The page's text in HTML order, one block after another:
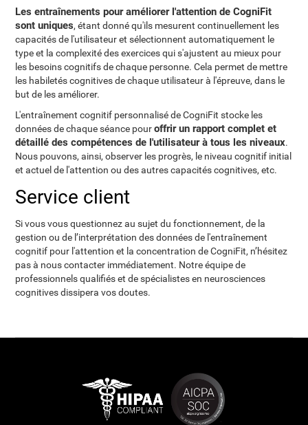
Les entraînements pour améliorer l'attention de CogniFit
sont uniques, étant donné qu'ils mesurent continuellement les
capacités de l'utilisateur et sélectionnent automatiquement le
type et la complexité des exercices qui s'ajustent au mieux pour
les besoins cognitifs de chaque personne. Cela permet de mettre
les habiletés cognitives de chaque utilisateur à l'épreuve, dans le
but de les améliorer.
L'entraînement cognitif personnalisé de CogniFit stocke les
données de chaque séance pouroffrir un rapport complet et
détaillé des compétences de l'utilisateur à tous les niveaux.
Nous pouvons, ainsi, observer les progrès, le niveau cognitif initial
et actuel de l'attention ou des autres capacités cognitives, etc.
Service client
Si vous vous questionnez au sujet du fonctionnement, de la
gestion ou de l’interprétation des données de l'entraînement
cognitif pour l'attention et la concentration de CogniFit, n’hésitez
pas à nous contacter immédiatement. Notre équipe de
professionnels qualifiés et de spécialistes en neurosciences
cognitives dissipera vos doutes.